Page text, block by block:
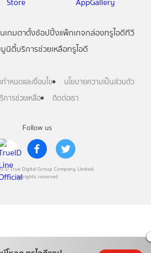
Follow us
© True Digital Group Company Limited.
All rights reserved
เกมตาตั้งช้อปปิ้งแพ็กเกจกล่องทรูไอดีทีวี
นิตี้บริการช่วยเหลือทรูไอดี
ำหนดและเงื่อนไข
นโยบายความเป็นส่วนตัว
การช่วยเหลือ
ติดต่อเรา